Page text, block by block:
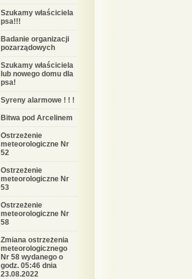
Szukamy właściciela
psa!!!
Badanie organizacji
pozarządowych
Szukamy właściciela
lub nowego domu dla
psa!
Syreny alarmowe ! ! !
Bitwa pod Arcelinem
Ostrzeżenie
meteorologiczne Nr
52
Ostrzeżenie
meteorologiczne Nr
53
Ostrzeżenie
meteorologiczne Nr
58
Zmiana ostrzeżenia
meteorologicznego
Nr 58 wydanego o
godz. 05:46 dnia
23.08.2022